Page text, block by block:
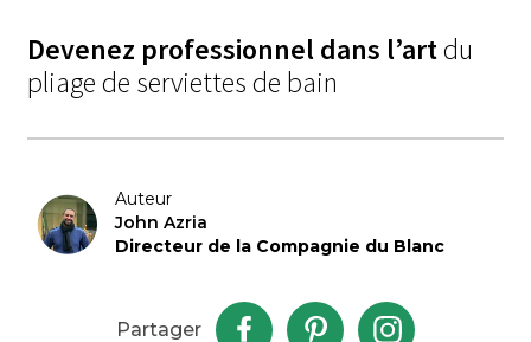
Devenez professionnel dans l’artdu
pliage de serviettes de bain
Auteur
John Azria
Directeur de la Compagnie du Blanc
Partager